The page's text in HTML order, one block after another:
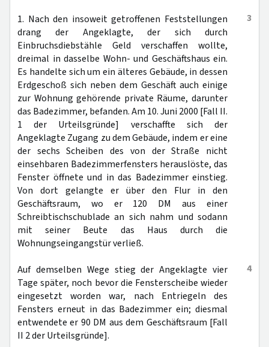
3
1. Nach den insoweit getroffenen Feststellungen
drang der Angeklagte, der sich durch
Einbruchsdiebstähle Geld verschaffen wollte,
dreimal in dasselbe Wohn- und Geschäftshaus ein.
Es handelte sich um ein älteres Gebäude, in dessen
Erdgeschoß sich neben dem Geschäft auch einige
zur Wohnung gehörende private Räume, darunter
das Badezimmer, befanden. Am 10. Juni 2000 [Fall II.
1 der Urteilsgründe] verschaffte sich der
Angeklagte Zugang zu dem Gebäude, indem er eine
der sechs Scheiben des von der Straße nicht
einsehbaren Badezimmerfensters herauslöste, das
Fenster öffnete und in das Badezimmer einstieg.
Von dort gelangte er über den Flur in den
Geschäftsraum, wo er 120 DM aus einer
Schreibtischschublade an sich nahm und sodann
mit seiner Beute das Haus durch die
Wohnungseingangstür verließ.
4
Auf demselben Wege stieg der Angeklagte vier
Tage später, noch bevor die Fensterscheibe wieder
eingesetzt worden war, nach Entriegeln des
Fensters erneut in das Badezimmer ein; diesmal
entwendete er 90 DM aus dem Geschäftsraum [Fall
II 2 der Urteilsgründe].